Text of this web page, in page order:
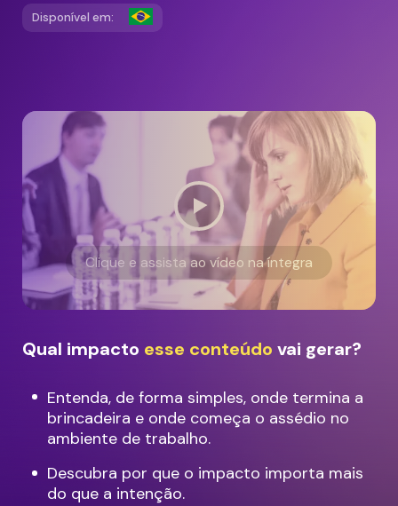
Disponível em:
Clique e assista ao vídeo na íntegra
Qual impacto esse conteúdo vai gerar?
Entenda, de forma simples, onde termina a
brincadeira e onde começa o assédio no
ambiente de trabalho.
Descubra por que o impacto importa mais
do que a intenção.